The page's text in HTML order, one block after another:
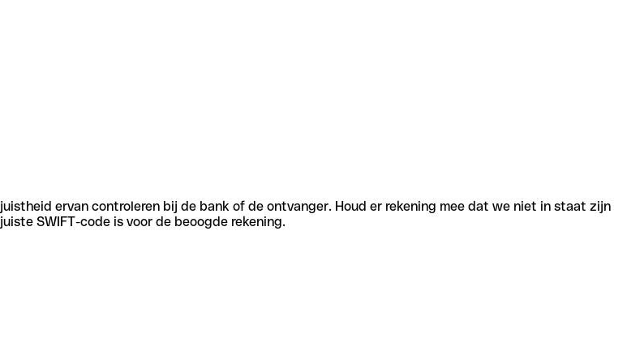
ervan controleren bij de bank of de ontvanger. Houd er rekening mee dat we niet in staat zijn
SWIFT-code is voor de beoogde rekening.